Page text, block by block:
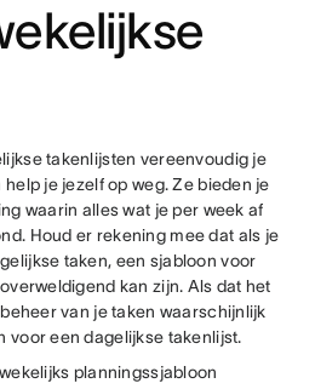
takenlijsten vereenvoudig je
je jezelf op weg. Ze bieden je
waarin alles wat je per week af
Houd er rekening mee dat als je
taken, een sjabloon voor
kan zijn. Als dat het
van je taken waarschijnlijk
voor een dagelijkse takenlijst.
planningssjabloon